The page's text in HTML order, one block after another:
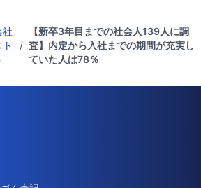
社
/
【新卒3年目までの社会人139人に調
査】内定から入社までの期間が充実し
ていた人は78％